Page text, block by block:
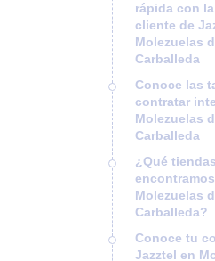
rápida con
cliente de
Molezuelas
Carballeda
Conoce las
contratar
Molezuelas
Carballeda
¿Qué
Molezuelas
Carballeda?
Conoce tu
Jazztel en